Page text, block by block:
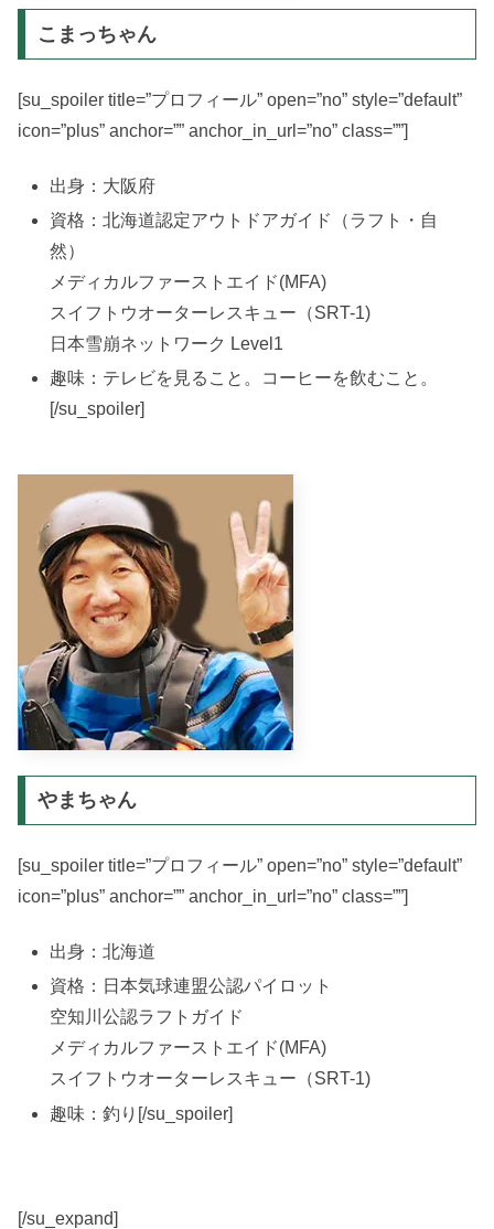
こまっちゃん
[su_spoiler title=”プロフィール” open=”no” style=”default”
icon=”plus” anchor=”” anchor_in_url=”no” class=””]
出身：大阪府
資格：北海道認定アウトドアガイド（ラフト・自
然）
メディカルファーストエイド(MFA)
スイフトウオーターレスキュー（SRT-1)
日本雪崩ネットワーク Level1
趣味：テレビを見ること。コーヒーを飲むこと。
[/su_spoiler]
やまちゃん
[su_spoiler title=”プロフィール” open=”no” style=”default”
icon=”plus” anchor=”” anchor_in_url=”no” class=””]
出身：北海道
資格：日本気球連盟公認パイロット
空知川公認ラフトガイド
メディカルファーストエイド(MFA)
スイフトウオーターレスキュー（SRT-1)
趣味：釣り[/su_spoiler]
[/su_expand]